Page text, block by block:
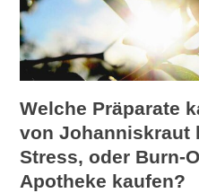
Welche Präparate
von Johanniskraut
Stress, oder Burn-
Apotheke kaufen?